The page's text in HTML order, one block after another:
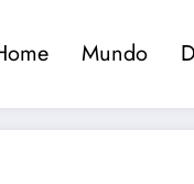
Mundo